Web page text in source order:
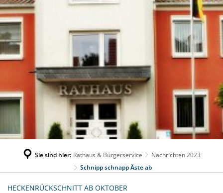
Sie sind hier: Rathaus & Bürgerservice
Nachrichten 2023
Schnipp schnapp Äste ab
HECKENRÜCKSCHNITT AB OKTOBER